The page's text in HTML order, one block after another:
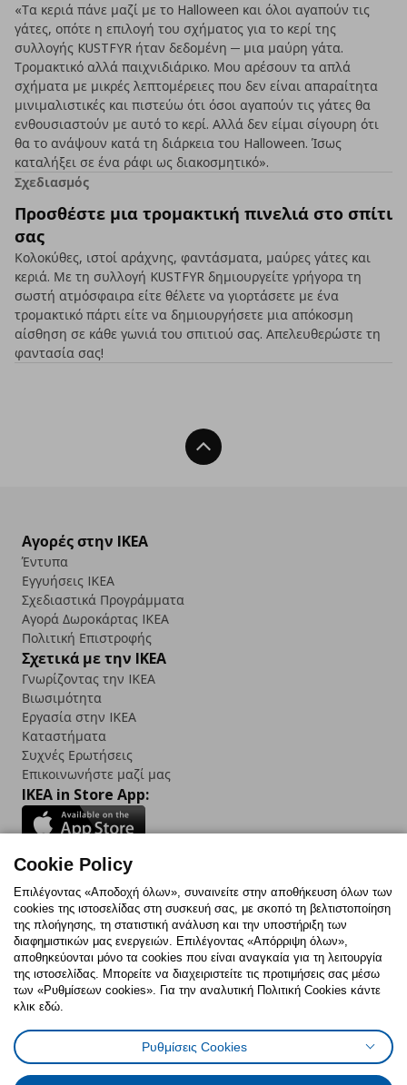
«Τα κεριά πάνε μαζί με το Halloween και όλοι αγαπούν τις
γάτες, οπότε η επιλογή του σχήματος για το κερί της
συλλογής KUSTFYR ήταν δεδομένη ─ μια μαύρη γάτα.
Τρομακτικό αλλά παιχνιδιάρικο. Μου αρέσουν τα απλά
σχήματα με μικρές λεπτομέρειες που δεν είναι απαραίτητα
μινιμαλιστικές και πιστεύω ότι όσοι αγαπούν τις γάτες θα
ενθουσιαστούν με αυτό το κερί. Αλλά δεν είμαι σίγουρη ότι
θα το ανάψουν κατά τη διάρκεια του Halloween. Ίσως
καταλήξει σε ένα ράφι ως διακοσμητικό».
Σχεδιασμός
Προσθέστε μια τρομακτική πινελιά στο σπίτι
σας
Κολοκύθες, ιστοί αράχνης, φαντάσματα, μαύρες γάτες και
κεριά. Με τη συλλογή KUSTFYR δημιουργείτε γρήγορα τη
σωστή ατμόσφαιρα είτε θέλετε να γιορτάσετε με ένα
τρομακτικό πάρτι είτε να δημιουργήσετε μια απόκοσμη
αίσθηση σε κάθε γωνιά του σπιτιού σας. Απελευθερώστε τη
φαντασία σας!
Back To Top
Αγορές στην IKEA
Έντυπα
Εγγυήσεις IKEA
Σχεδιαστικά Προγράμματα
Αγορά Δωρoκάρτας IKEA
Πολιτική Επιστροφής
Σχετικά με την IKEA
Γνωρίζοντας την IKEA
Βιωσιμότητα
Εργασία στην IKEA
Καταστήματα
Συχνές Ερωτήσεις
Επικοινωνήστε μαζί μας
IKEA in Store App:
Follow us:
FacebookInstagram
TikTokYoutubePinterestTwitter
Πολιτική CookiesΔήλωση ψηφιακής προσβασιμότητας
Ρυθμίσεις cookiesΌροι Χρήσης
Γενική Πολιτική Προσωπικών Δεδομένων
Cookie Policy
Επιλέγοντας «Αποδοχή όλων», συναινείτε στην αποθήκευση όλων των
cookies της ιστοσελίδας στη συσκευή σας, με σκοπό τη βελτιστοποίηση
της πλοήγησης, τη στατιστική ανάλυση και την υποστήριξη των
διαφημιστικών μας ενεργειών. Επιλέγοντας «Απόρριψη όλων»,
αποθηκεύονται μόνο τα cookies που είναι αναγκαία για τη λειτουργία
της ιστοσελίδας. Μπορείτε να διαχειριστείτε τις προτιμήσεις σας μέσω
των «Ρυθμίσεων cookies». Για την αναλυτική Πολιτική Cookies κάντε
κλικ εδώ.
Ρυθμίσεις Cookies